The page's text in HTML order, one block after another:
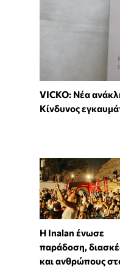
VICKO: Νέα
Κίνδυνος
Η Inalan ένωσε
παράδοση,
και ανθρώπους